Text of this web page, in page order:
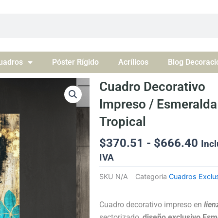
Póster Rígido Acrílicos Blog
Cuadro Decorativo
Impreso / Esmeralda
Tropical
$370.51 - $666.40
IVA
SKU N/A Categoria Cuadros
Cuadro decorativo impreso en